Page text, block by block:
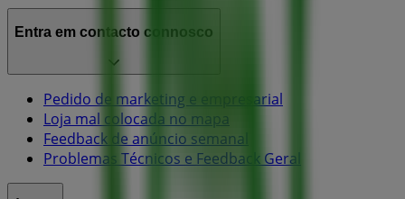
Entra em contacto connosco
Pedido de marketing e empresarial
Loja mal colocada no mapa
Feedback de anúncio semanal
Problemas Técnicos e Feedback Geral